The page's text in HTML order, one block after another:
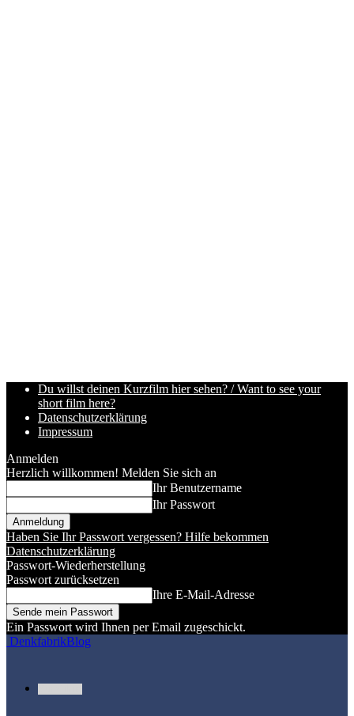
Du willst deinen Kurzfilm hier sehen? / Want to see your
short film here?
Datenschutzerklärung
Impressum
Anmelden
Herzlich willkommen! Melden Sie sich an
Ihr Benutzername
Ihr Passwort
Haben Sie Ihr Passwort vergessen? Hilfe bekommen
Datenschutzerklärung
Passwort-Wiederherstellung
Passwort zurücksetzen
Ihre E-Mail-Adresse
Ein Passwort wird Ihnen per Email zugeschickt.
DenkfabrikBlog